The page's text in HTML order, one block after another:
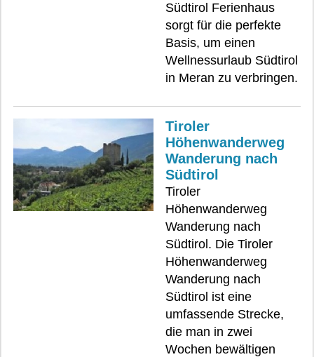
Südtirol Ferienhaus
sorgt für die perfekte
Basis, um einen
Wellnessurlaub Südtirol
in Meran zu verbringen.
Tiroler
Höhenwanderweg
Wanderung nach
Südtirol
Tiroler
Höhenwanderweg
Wanderung nach
Südtirol. Die Tiroler
Höhenwanderweg
Wanderung nach
Südtirol ist eine
umfassende Strecke,
die man in zwei
Wochen bewältigen